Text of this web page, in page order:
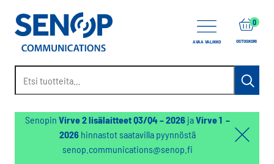
AVAA VALIKKO OSTOSKORI
0items
Senopin Virve 2 lisälaitteet Q3/Q4 – 2026jaVirve 1 –
2026hinnastot saatavilla pyynnöstä
senop.communications@senop.fi